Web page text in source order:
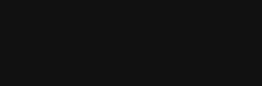
а процесс ламинирования выполняется на современном
оптовых заказчиков, застройщиков и постоянных
установленного образца.